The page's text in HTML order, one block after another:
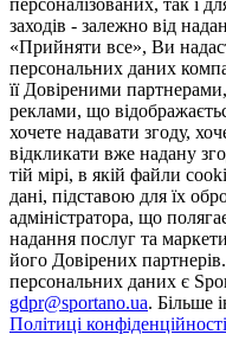
персоналізованих, так і
заходів - залежно від
«Прийняти все», Ви
персональних даних
її Довіреними
реклами, що
хочете надавати згоду,
відкликати вже надану
тій мірі, в якій файли
дані, підставою для їх
адміністратора, що
надання послуг та
його Довірених
персональних даних є
gdpr@sportano.ua. Більше
Політиці